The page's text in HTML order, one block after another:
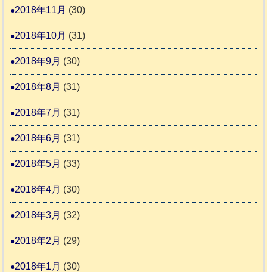
2018年11月 (30)
2018年10月 (31)
2018年9月 (30)
2018年8月 (31)
2018年7月 (31)
2018年6月 (31)
2018年5月 (33)
2018年4月 (30)
2018年3月 (32)
2018年2月 (29)
2018年1月 (30)